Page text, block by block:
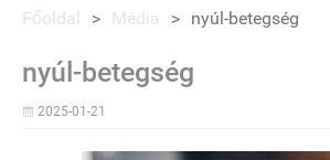
Főoldal > Média > nyúl-betegség
nyúl-betegség
2025-01-21